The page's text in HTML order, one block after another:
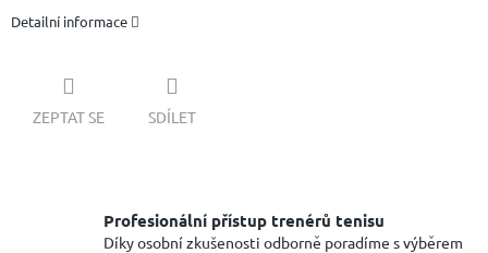
Detailní informace
ZEPTAT SE SDÍLET
Profesionální přístup trenérů tenisu
Díky osobní zkušenosti odborně poradíme s výběrem